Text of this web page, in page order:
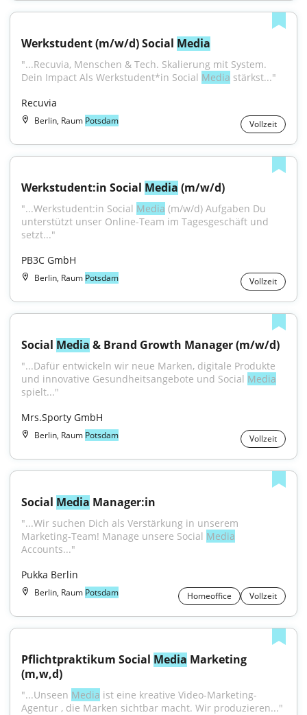
Werkstudent (m/w/d) Social Media
"...Recuvia, Menschen & Tech. Skalierung mit System.
Dein Impact Als Werkstudent*in Social Media stärkst..."
Recuvia
Berlin, Raum Potsdam Vollzeit
Werkstudent:in Social Media (m/w/d)
"...Werkstudent:in Social Media (m/w/d) Aufgaben Du
unterstützt unser Online-Team im Tagesgeschäft und
setzt..."
PB3C GmbH
Berlin, Raum Potsdam Vollzeit
Social Media & Brand Growth Manager (m/w/d)
"...Dafür entwickeln wir neue Marken, digitale Produkte
und innovative Gesundheitsangebote und Social Media
spielt..."
Mrs.Sporty GmbH
Berlin, Raum Potsdam Vollzeit
Social Media Manager:in
"...Wir suchen Dich als Verstärkung in unserem
Marketing-Team! Manage unsere Social Media
Accounts..."
Pukka Berlin
Berlin, Raum Potsdam Homeoffice Vollzeit
Pflichtpraktikum Social Media Marketing
(m,w,d)
"...Unseen Media ist eine kreative Video-Marketing-
Agentur , die Marken sichtbar macht. Wir produzieren..."